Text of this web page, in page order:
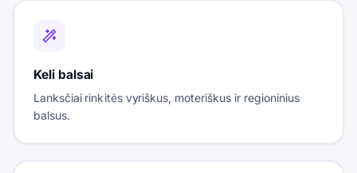
Keli balsai
Lanksčiai rinkitės vyriškus, moteriškus ir regioninius
balsus.